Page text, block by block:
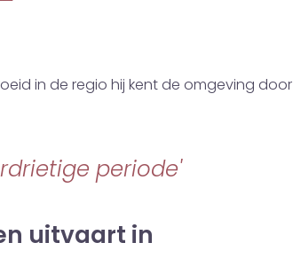
in de regio hij kent de omgeving door
periode'
uitvaart in